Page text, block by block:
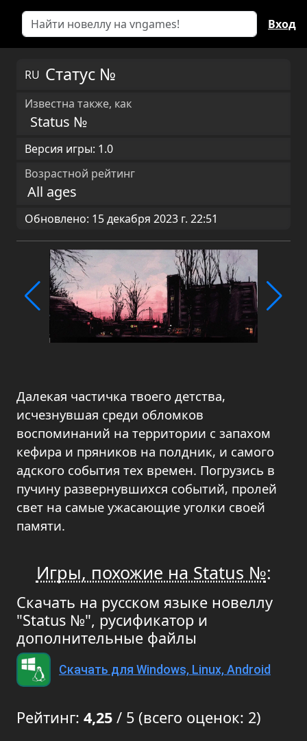
Вход
RU Cтатус №
Известна также, как
Status №
Версия игры: 1.0
Возрастной рейтинг
All ages
Обновлено: 15 декабря 2023 г. 22:51
Далекая частичка твоего детства,
исчезнувшая среди обломков
воспоминаний на территории с запахом
кефира и пряников на полдник, и самого
адского события тех времен. Погрузись в
пучину развернувшихся событий, пролей
свет на самые ужасающие уголки своей
памяти.
Игры, похожие на Status №:
Скачать на русском языке новеллу
"Status №", русификатор и
дополнительные файлы
Скачать для Windows, Linux, Android
Рейтинг: 4,25 / 5 (всего оценок: 2)